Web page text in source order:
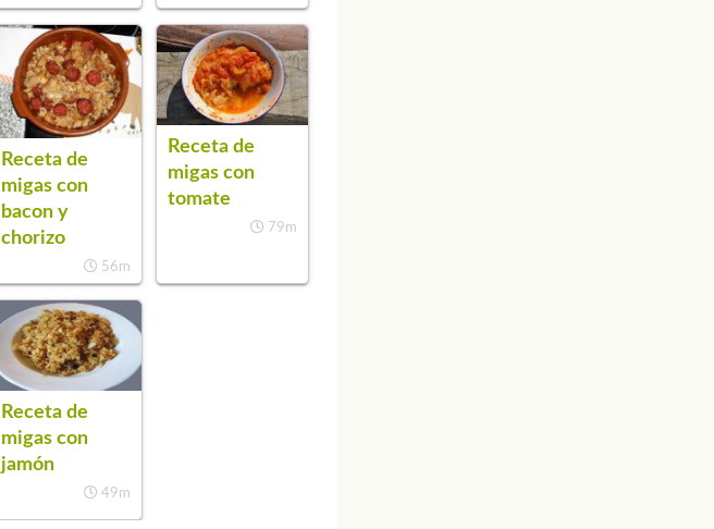
Receta de
migas con
bacon y
chorizo
56m
Receta de
migas con
tomate
79m
Receta de
migas con
jamón
49m